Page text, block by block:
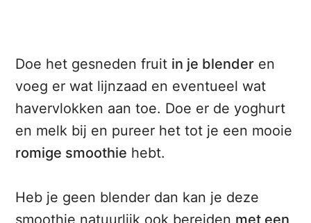
Doe het gesneden fruit in je blender en
voeg er wat lijnzaad en eventueel wat
havervlokken aan toe. Doe er de yoghurt
en melk bij en pureer het tot je een mooie
romige smoothie hebt.
Heb je geen blender dan kan je deze